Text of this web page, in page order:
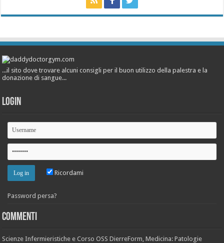
...il sito dove trovare alcuni consigli per il buon utilizzo della palestra e la
donazione di sangue...
Login
Ricordami
Password persa?
Commenti
Scienze Infermieristiche e Corso OSS DierreForm, Medicina: Patologie